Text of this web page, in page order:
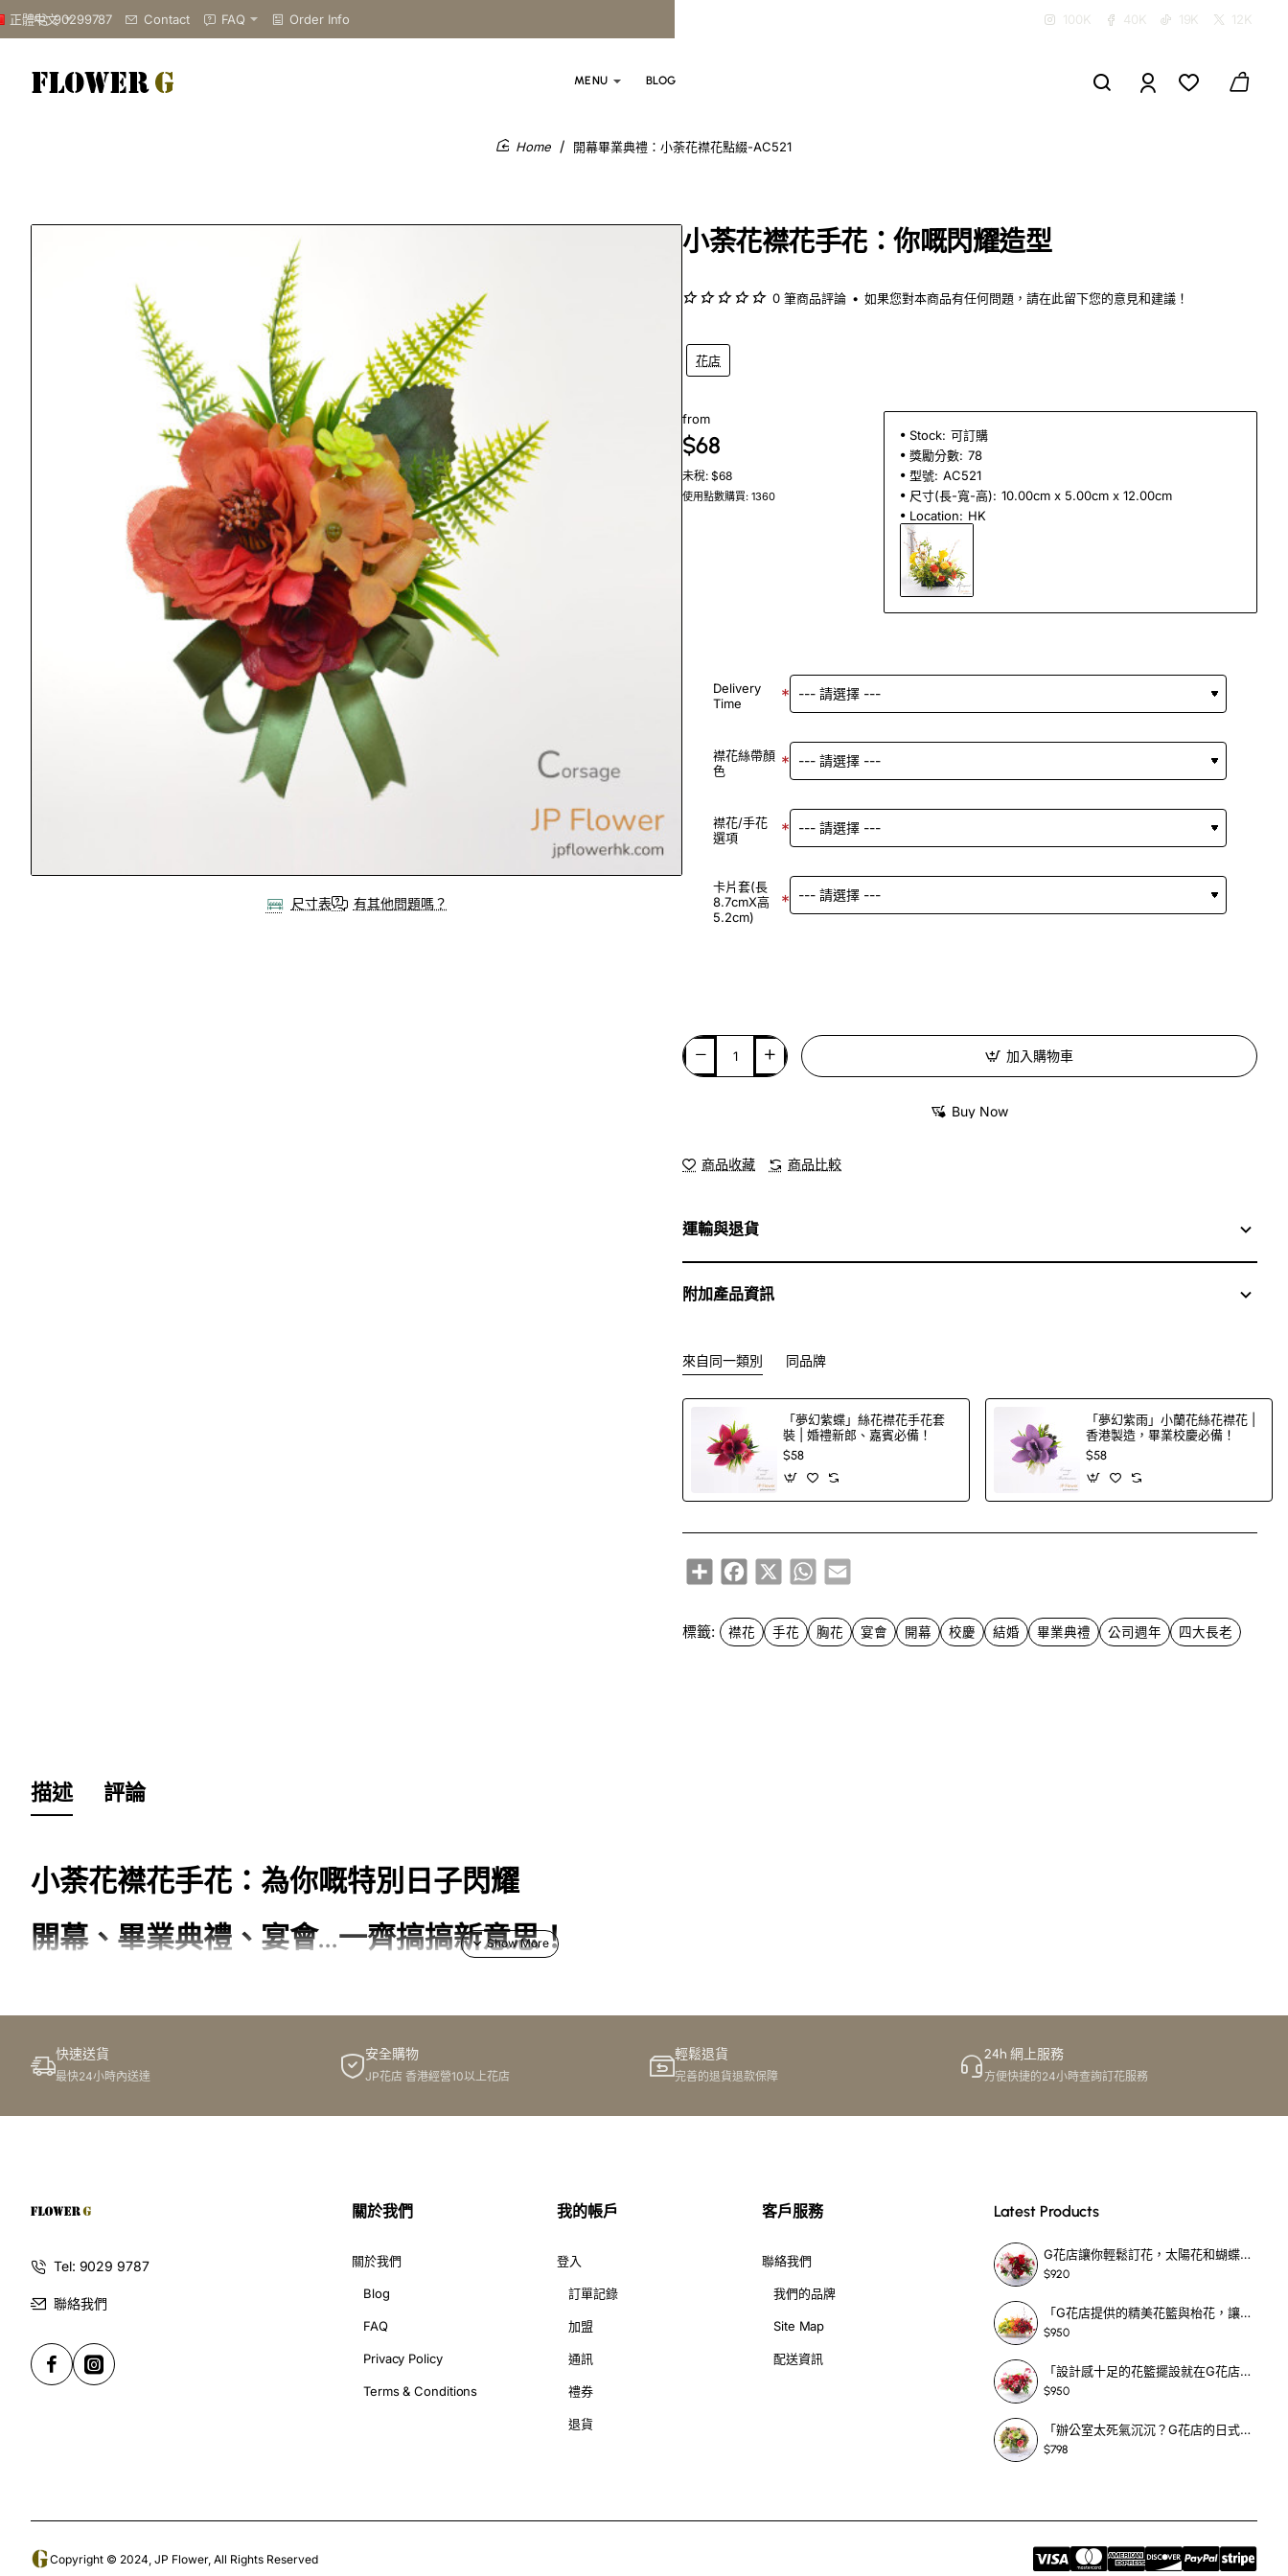
90299787 Contact FAQ Order Info
正體中文 100K 40K 19K 12K
MENU BLOG
開幕畢業典禮：小荼花襟花點綴-AC521
尺寸表 有其他問題嗎？
小荼花襟花手花：你嘅閃耀造型
花店
0 筆商品評論 • 如果您對本商品有任何問題，請在此留下您的意見和建議！
from
$68
未稅: $68
使用點數購買: 1360
Stock: 可訂購
獎勵分數: 78
型號: AC521
尺寸(長-寬-高): 10.00cm x 5.00cm x 12.00cm
Location: HK
Delivery
Time
襟花絲帶顏
色
襟花/手花
選項
卡片套(長
8.7cmX高
5.2cm)
加入購物車
Buy Now
商品收藏 商品比較
運輸與退貨
附加產品資訊
來自同一類別 同品牌
「夢幻紫蝶」絲花襟花手花套
裝 | 婚禮新郎、嘉賓必備！
$58
「夢幻紫雨」小蘭花絲花襟花 |
香港製造，畢業校慶必備！
$58
ShareFacebook
X WhatsApp
Email
標籤: 襟花 手花 胸花 宴會 開幕 校慶 結婚 畢業典禮 公司週年 四大長老
描述 評論
小荼花襟花手花：為你嘅特別日子閃耀
開幕、畢業典禮、宴會...一齊搞搞新意思！
小荼花：你嘅襟花手花專家
小荼花，你嘅信賴之選，我哋專營各式各樣嘅襟花同手花，為你嘅特別日子而設。我哋明白，呢啲特別日子對你嚟講有幾重要，所以我哋用心設計每一
點樣揀選襟花手花？
想揀選一個襯出你個人風格同呢個特別日子嘅襟花或者手花，你可以留意以下幾點：
顏色：
襟花手花有好多唔同嘅款式，例如簡約嘅玫瑰、華麗嘅牡丹、可愛嘅卡通人物，你可以根據你嘅個人風格、呢個特別日子嘅主題同你想表
達嘅情感嚟揀選。
尺寸： 襟花手花有唔同嘅尺寸，你可以揀選適合你體型同服裝嘅尺寸，唔好太大或者太細，恰到好處先係最佳選擇。
開幕典禮系列：呢個系列嘅襟花手花設計莊重而大方，配以經典嘅顏色同款式，例如紅色嘅玫瑰襟花、白色嘅百合手花，展現你嘅專業形象，絕
快速送貨
最快24小時內送達
安全購物
JP花店 香港經營10以上花店
輕鬆退貨
完善的退貨退款保障
24h 網上服務
方便快捷的24小時查詢訂花服務
Tel: 9029 9787
聯絡我們
關於我們
關於我們
Blog
FAQ
Privacy Policy
Terms & Conditions
我的帳戶
登入
訂單記錄
加盟
通訊
禮券
退貨
客戶服務
聯絡我們
我們的品牌
Site Map
配送資訊
Latest Products
G花店讓你輕鬆訂花，太陽花和蝴蝶蘭花籃，適合每個重要時刻！-SF390
$920
「G花店提供的精美花籃與枱花，讓重要場合更顯祝賀與喜悅，適合各種用場！」-SF398
$950
「設計感十足的花籃擺設就在G花店！馬蹄蘭、袋鼠爪、罌粟花，為你的重大場合增光添彩！」-SF209
$950
「辦公室太死氣沉沉？G花店的日式花籃和定製枱花，為你帶來新鮮感！」-SF465
$798
Copyright © 2024, JP Flower, All Rights Reserved